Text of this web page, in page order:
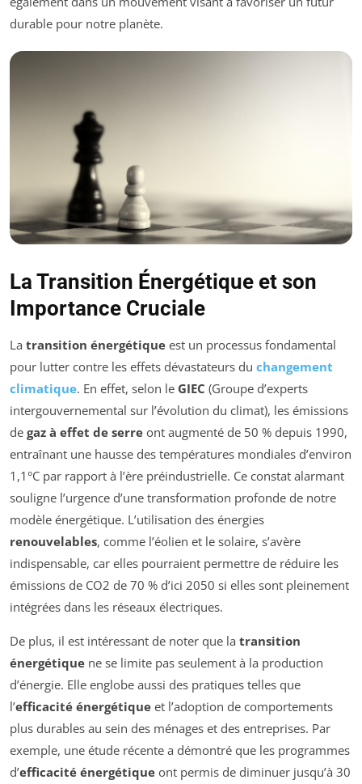
durable pour notre planète.
La Transition Énergétique et son
Importance Cruciale
La transition énergétique est un processus fondamental
pour lutter contre les effets dévastateurs du changement
climatique. En effet, selon le GIEC (Groupe d’experts
intergouvernemental sur l’évolution du climat), les émissions
de gaz à effet de serre ont augmenté de 50 % depuis 1990,
entraînant une hausse des températures mondiales d’environ
1,1°C par rapport à l’ère préindustrielle. Ce constat alarmant
souligne l’urgence d’une transformation profonde de notre
modèle énergétique. L’utilisation des énergies
renouvelables, comme l’éolien et le solaire, s’avère
indispensable, car elles pourraient permettre de réduire les
émissions de CO2 de 70 % d’ici 2050 si elles sont pleinement
intégrées dans les réseaux électriques.
De plus, il est intéressant de noter que la transition
énergétique ne se limite pas seulement à la production
d’énergie. Elle englobe aussi des pratiques telles que
l’efficacité énergétique et l’adoption de comportements
plus durables au sein des ménages et des entreprises. Par
exemple, une étude récente a démontré que les programmes
d’efficacité énergétique ont permis de diminuer jusqu’à 30